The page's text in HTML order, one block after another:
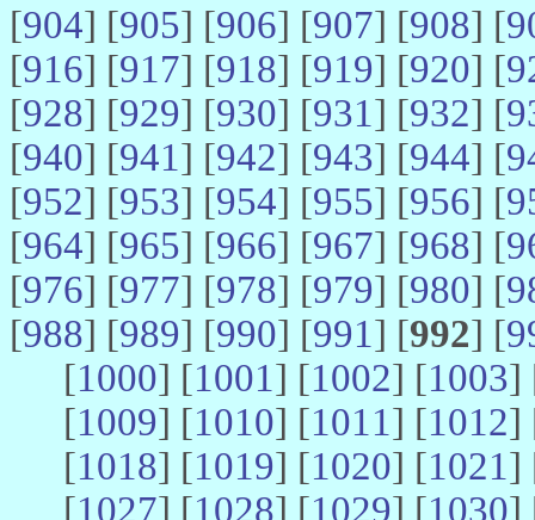
[904] [905] [906] [907] [908] [
[916] [917] [918] [919] [920] [
[928] [929] [930] [931] [932] [
[940] [941] [942] [943] [944] [
[952] [953] [954] [955] [956] [
[964] [965] [966] [967] [968] [
[976] [977] [978] [979] [980] [
[988] [989] [990] [991] [992] [
[1000] [1001] [1002] [1003]
[1009] [1010] [1011] [1012]
[1018] [1019] [1020] [1021]
[1027] [1028] [1029] [1030]